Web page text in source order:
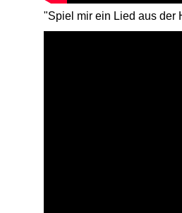
"Spiel mir ein Lied aus der